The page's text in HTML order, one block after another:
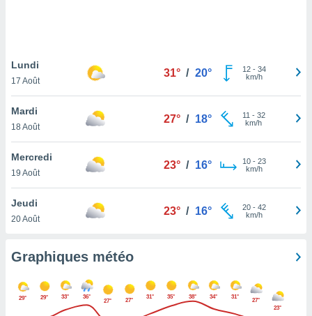
pas
de
à
cas,
que
sur le
ne
Lundi
17 Août
31° / 20° 12- 34
km/h
Mardi
18 Août
27° / 18° 11 - 32
km/h
Mercredi
19 Août
23° / 16° 10- 23
km/h
Jeudi
20 Août
23° / 16° 20- 42
km/h
Graphiques météo
29° 29° 33° 36°
27° 27°
31° 35° 38° 34° 31°
27°
23°